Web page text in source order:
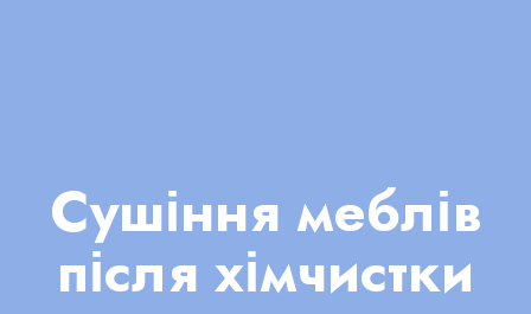
Сушіння меблів
після хімчистки